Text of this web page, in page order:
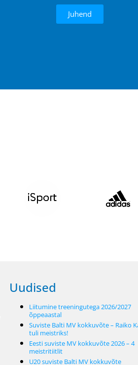
Juhend
Uudised
Liitumine treeningutega 2026/2027
õppeaastal
Suviste Balti MV kokkuvõte – Raiko
tuli meistriks!
Eesti suviste MV kokkuvõte 2026 – 4
meistritiitlit
U20 suviste Balti MV kokkuvõte